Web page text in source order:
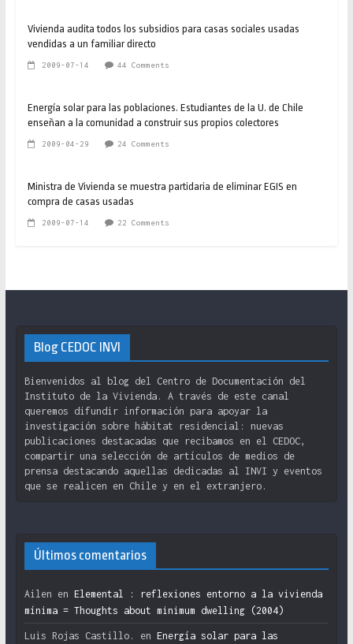
Vivienda audita todos los subsidios para casas sociales usadas
vendidas a un familiar directo
2009-07-14 44 Comments
Energía solar para las poblaciones. Estudiantes de la U. de Chile
enseñan a la comunidad a construir sus propios colectores
2009-04-29 24 Comments
Ministra de Vivienda se muestra partidaria de eliminar EGIS en
compra de casas usadas
2009-07-14 22 Comments
Blog CEDOC INVI
Bienvenidos al blog del Centro de Documentación del
Instituto de la Vivienda. A través de este canal
queremos difundir información para apoyar la
investigación sobre hábitat residencial: nuevas
publicaciones destacadas que recibamos en el CEDOC,
compartir una selección de artículos de medios de
prensa destacando aquellas dedicadas al INVI y eventos
que se realicen en Chile y en el extranjero.
Últimos comentarios
Ailen en Elemental : reflexiones entorno a la vivienda
mínima = Thoughts about minimum dwelling (2004)
Luis Rojas Castillo. en Energía solar para las